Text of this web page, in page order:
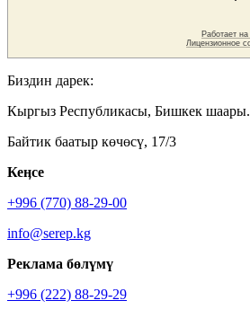
Биздин дарек:
Кыргыз Республикасы, Бишкек шаары.
Байтик баатыр көчөсү, 17/3
Кеӊсе
+996 (770) 88-29-00
info@serep.kg
Реклама бөлүмү
+996 (222) 88-29-29